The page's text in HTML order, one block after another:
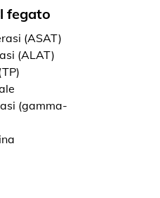
fegato
(ASAT)
(ALAT)
(gamma-